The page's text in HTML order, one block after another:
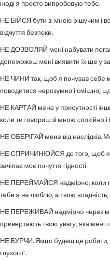
іноді я просто випробовую тебе.
НЕ БІЙСЯ бути зі мною рішучим і
відчуття безпеки.
НЕ ДОЗВОЛЯЙ мені набувати
допоможеш мені виявити їх ще у
НЕ ЧИНИ так, щоб я почував себе
поводитися нерозумно і смішно,
НЕ КАРТАЙ мене у присутності
коли ти говориш зі мною спокійно і
НЕ ОБЕРІГАЙ мене від наслідків.
НЕ СПРИЧИНЮЙСЯ до того, щоб я
зачіпає моє почуття гідності.
НЕ ПЕРЕЙМАЙСЯ надмірно, коли
тебе я не люблю, а твою
НЕ ПЕРЕЖИВАЙ надмірно через
привертають твою увагу, яка мені
НЕ БУРЧИ. Якщо будеш це робити,
глухого".